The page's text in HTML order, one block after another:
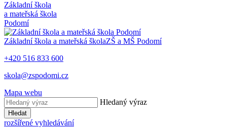
Základní škola
a mateřská škola
Podomí
Základní škola a mateřská školaZŠ a MŠ Podomí
+420 516 833 600
skola@zspodomi.cz
Mapa webu
Hledaný výraz
Hledat
rozšířené vyhledávání